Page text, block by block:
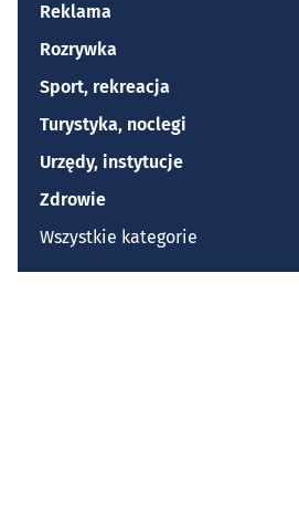
Reklama
Rozrywka
Sport, rekreacja
Turystyka, noclegi
Urzędy, instytucje
Zdrowie
Wszystkie kategorie